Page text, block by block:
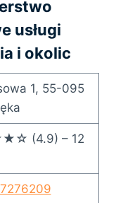
usługi
i okolic
1, 55-095
(4.9) – 12